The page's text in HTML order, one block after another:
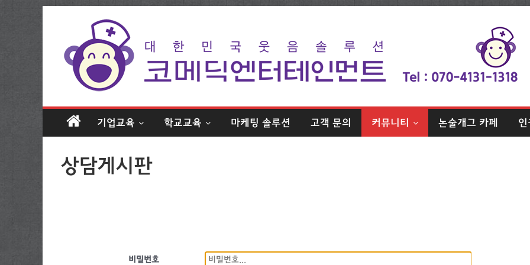
기업교육 학교교육 마케팅 솔루션 고객 문의 커뮤니티 논술개그 카페 인
상담게시판
비밀번호